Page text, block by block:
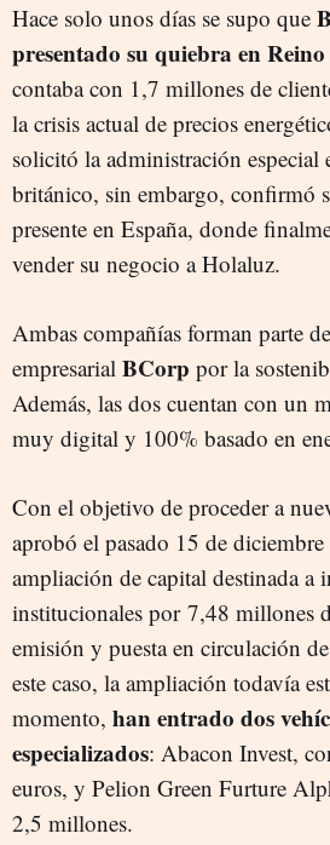
Hace solo unos días se supo que
presentado su quiebra en
contaba con 1,7 millones de
la crisis actual de precios
solicitó la administración especial
británico, sin embargo, confirmó
presente en España, donde
vender su negocio a Holaluz.
Ambas compañías forman parte
empresarial BCorp por la
Además, las dos cuentan con un
muy digital y 100% basado en
Con el objetivo de proceder a
aprobó el pasado 15 de
ampliación de capital destinada a
institucionales por 7,48 millones
emisión y puesta en circulación
este caso, la ampliación todavía
momento, han entrado dos
especializados: Abacon Invest,
euros, y Pelion Green Furture
2,5 millones.